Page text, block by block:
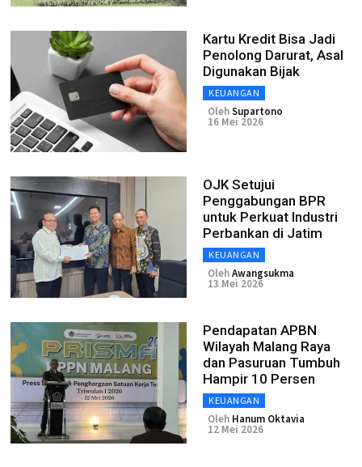
Kartu Kredit Bisa Jadi
Penolong Darurat, Asal
Digunakan Bijak
KEUANGAN
OlehSupartono
16 Mei 2026
OJK Setujui
Penggabungan BPR
untuk Perkuat Industri
Perbankan di Jatim
KEUANGAN
OlehAwangsukma
13 Mei 2026
Pendapatan APBN
Wilayah Malang Raya
dan Pasuruan Tumbuh
Hampir 10 Persen
KEUANGAN
Oleh Hanum Oktavia
12 Mei 2026